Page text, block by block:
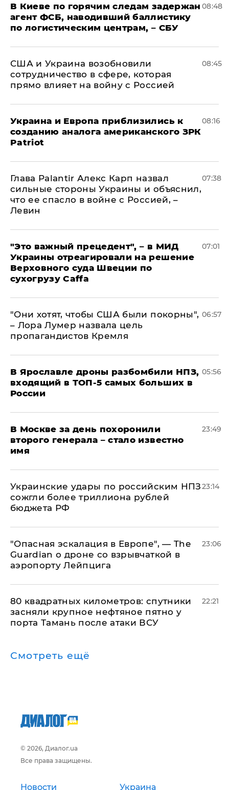
В Киеве по горячим следам задержан
агент ФСБ, наводивший баллистику
по логистическим центрам, – СБУ
08:48
США и Украина возобновили
сотрудничество в сфере, которая
прямо влияет на войну с Россией
08:45
Украина и Европа приблизились к
созданию аналога американского ЗРК
Patriot
08:16
Глава Palantir Алекс Карп назвал
сильные стороны Украины и объяснил,
что ее спасло в войне с Россией, –
Левин
07:38
"Это важный прецедент", – в МИД
Украины отреагировали на решение
Верховного суда Швеции по
сухогрузу Caffa
07:01
"Они хотят, чтобы США были покорны",
– Лора Лумер назвала цель
пропагандистов Кремля
06:57
В Ярославле дроны разбомбили НПЗ,
входящий в ТОП-5 самых больших в
России
05:56
В Москве за день похоронили
второго генерала – стало известно
имя
23:49
Украинские удары по российским НПЗ
сожгли более триллиона рублей
бюджета РФ
23:14
"Опасная эскалация в Европе", — The
Guardian о дроне со взрывчаткой в
аэропорту Лейпцига
23:06
80 квадратных километров: спутники
засняли крупное нефтяное пятно у
порта Тамань после атаки ВСУ
22:21
Смотреть ещё
© 2026, Диалог.ua
Все права защищены.
Новости Украина